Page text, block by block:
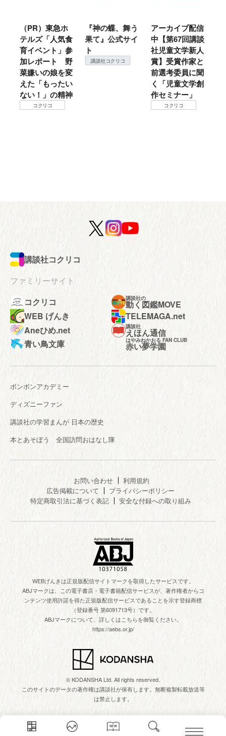
（PR）東急ホ
テルズ「人気食
育イベント」参
加レポート 野
菜嫌いの娘を変
えた「もったい
ない！」の精神
コクリコ
『神の蝶、舞う
果て』公式サイ
ト
講談社コクリコ
アーカイブ配信
中【第67回講談
社児童文学新人
賞】受賞作家と
前選考委員に聞
く「児童文学創
作セミナー」
コクリコ
講談社コクリコ
ファミリーサイト
コクリコ
講談社の
動く図鑑MOVE
WEB げんき
TELEMAGA.net
Aneひめ.net
講談社
えほん通信
青い鳥文庫
はやみねかおる FAN CLUB
赤い夢学園
ボンボンアカデミー
ディズニーファン
講談社の学習まんが 日本の歴史
本とあそぼう 全国訪問おはなし隊
お問い合わせ
利用規約
広告掲載について
プライバシーポリシー
特定商取引法に基づく表記
安全な付録への取り組み
WEBげんきは正規版配信サイトマークを取得したサービスです。
ABJマークは、この電子書店・電子書籍配信サービスが、著作権者からコ
ンテンツ使用許諾を得た正規版配信サービスであることを示す登録商標
（登録番号 第6091713号）です。
ABJマークについて、詳しくはこちらを御覧ください。
https://aebs.or.jp/
© KODANSHA Ltd. All rights reserved.
このサイトのデータの著作権は講談社が保有します。無断複製転載放送等
は禁止します。